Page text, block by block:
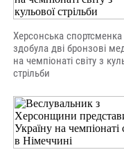
Херсонська спортсменка
здобула дві бронзові
на чемпіонаті світу з
стрільби